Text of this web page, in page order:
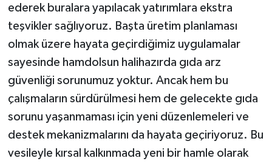
ederek buralara yapılacak yatırımlara ekstra
teşvikler sağlıyoruz. Başta üretim planlaması
olmak üzere hayata geçirdiğimiz uygulamalar
sayesinde hamdolsun halihazırda gıda arz
güvenliği sorunumuz yoktur. Ancak hem bu
çalışmaların sürdürülmesi hem de gelecekte gıda
sorunu yaşanmaması için yeni düzenlemeleri ve
destek mekanizmalarını da hayata geçiriyoruz. Bu
vesileyle kırsal kalkınmada yeni bir hamle olarak